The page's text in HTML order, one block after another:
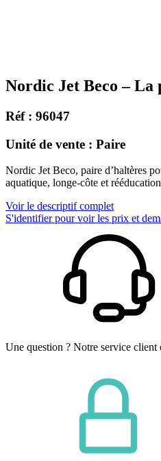
Nordic Jet Beco – La
Réf : 96047
Unité de vente : Paire
Nordic Jet Beco, paire d’haltères
aquatique, longe-côte et
Voir le descriptif complet
S'identifier pour voir les prix et
Une question ? Notre service